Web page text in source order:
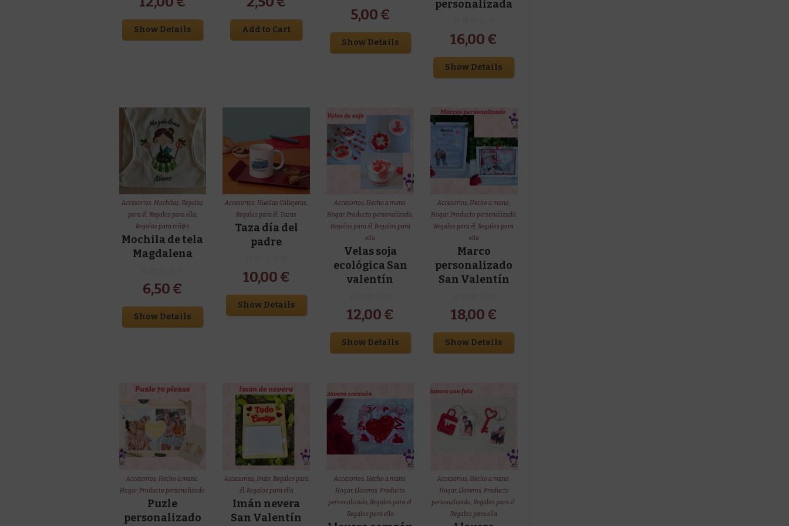
Show Details Add to Cart
5,00 €
Show Details
personalizada
16,00 €
Show Details
Accesorios,Mochilas,Regalos
para él, Regalos para ella,
Regalos para niñ@s
Mochila de tela
Magdalena
6,50 €
Show Details
Accesorios,Huellas Callejeras,
Regalos para él, Tazas
Taza día del
padre
10,00 €
Show Details
Accesorios, Hecho a mano,
Hogar,Producto personalizado,
Regalos para él, Regalos para
ella
Velas soja
ecológica San
valentín
12,00 €
Show Details
Accesorios,Hecho a mano,
Hogar, Producto personalizado,
Regalos para él,Regalos para
ella
Marco
personalizado
San Valentín
18,00 €
Show Details
Accesorios, Hecho a mano,
Hogar,Producto personalizado
Puzle
personalizado
Accesorios, Imán, Regalos para
él, Regalos para ella
Imán nevera
San Valentín
Accesorios, Hecho a mano,
Hogar,Llaveros,Producto
personalizado, Regalos para él,
Regalos para ella
Accesorios,Hecho a mano,
Hogar, Llaveros, Producto
personalizado,Regalos para él,
Regalos para ella